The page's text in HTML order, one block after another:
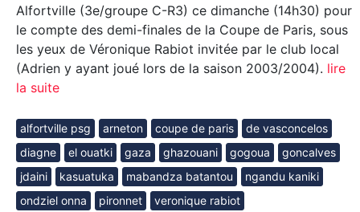
Alfortville (3e/groupe C-R3) ce dimanche (14h30) pour
le compte des demi-finales de la Coupe de Paris, sous
les yeux de Véronique Rabiot invitée par le club local
(Adrien y ayant joué lors de la saison 2003/2004). lire
la suite
alfortville psg arneton coupe de paris
de vasconcelos
diagne
el ouatki gaza ghazouani gogoua
goncalves
jdaini
kasuatuka mabandza batantou
ngandu kaniki
ondziel onna
pironnet veronique rabiot